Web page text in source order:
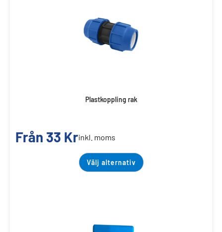
Plastkoppling rak
Från 33 Krinkl. moms
Välj alternativ